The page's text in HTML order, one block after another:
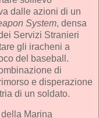
dalle azioni di un
System, densa
Servizi Stranieri
gli iracheni a
del baseball.
di
e disperazione
di un soldato.
Marina